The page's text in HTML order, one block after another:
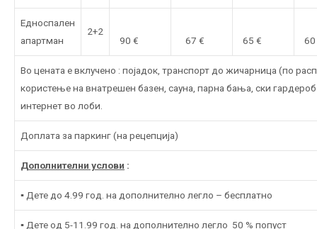
Едноспален
апартман
2+2
90 €
67 € 65 € 60
Во цената е вклучено : појадок, транспорт до жичарница (по
користење на внатрешен базен, сауна, парна бања, ски
интернет во лоби.
Доплата за паркинг (на рецепција)
Дополнителни услови :
▪ Дете до 4.99 год. на дополнително легло – бесплатно
▪ Дете од 5-11.99 год. на дополнително легло 50 % попуст